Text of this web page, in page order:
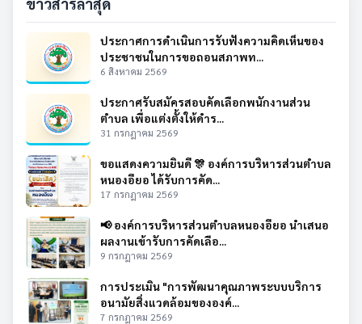
ประกาศการดำเนินการรับฟังความคิดเห็นของ
ประชาชนในการขอถอนสภาพท...
6 สิงหาคม 2569
ประกาศรับสมัครสอบคัดเลือกพนักงานส่วน
ตำบล เพื่อแต่งตั้งให้ดำร...
31 กรกฎาคม 2569
ขอแสดงความยินดี 🎊 องค์การบริหารส่วนตำบล
หนองอียอ ได้รับการคัด...
17 กรกฎาคม 2569
📢 องค์การบริหารส่วนตำบลหนองอียอ นำเสนอ
ผลงานเข้ารับการคัดเลือ...
9 กรกฎาคม 2569
การประเมิน "การพัฒนาคุณภาพระบบบริการ
อนามัยสิ่งแวดล้อมขององค์...
7 กรกฎาคม 2569